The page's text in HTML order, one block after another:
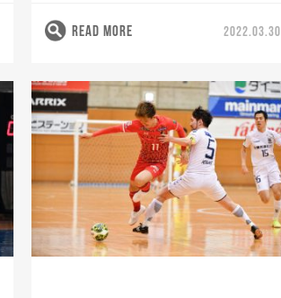
READ MORE 2022.03.30